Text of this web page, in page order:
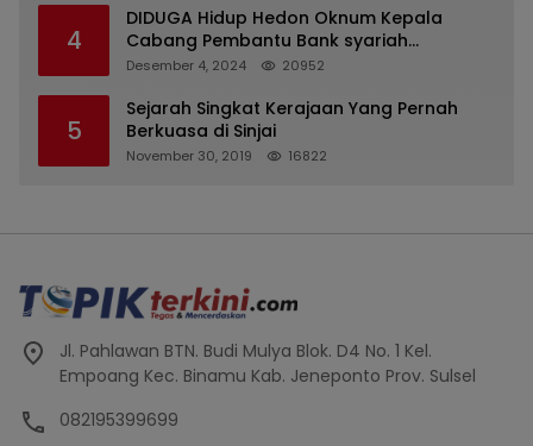
4
DIDUGA Hidup Hedon Oknum Kepala
Cabang Pembantu Bank syariah
Indonesia Unit Hasan Basri di Banjarmasin
Milyaran Rupiah dan Bilyet Giro Tidak
Terdaftar, OJK Kalsel : Bertemu Tanggal 11
Desember 4, 2024 20952
5
Sejarah Singkat Kerajaan Yang Pernah
Berkuasa di Sinjai
November 30, 2019 16822
Jl. Pahlawan BTN. Budi Mulya Blok. D4 No. 1 Kel.
Empoang Kec. Binamu Kab. Jeneponto Prov. Sulsel
082195399699